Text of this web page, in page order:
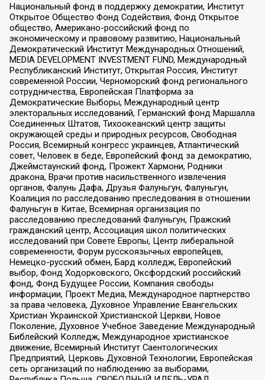
Национальный фонд в поддержку демократии, Институт
Открытое Общество Фонд Содействия, Фонд Открытое
общество, Американо-российский фонд по
экономическому и правовому развитию, Национальный
Демократический Институт Международных Отношений,
MEDIA DEVELOPMENT INVESTMENT FUND, Международный
Республиканский Институт, Открытая Россия, Институт
современной России, Черноморский фонд регионального
сотрудничества, Европейская Платформа за
Демократические Выборы, Международный центр
электоральных исследований, Германский фонд Маршалла
Соединенных Штатов, Тихоокеанский центр защиты
окружающей среды и природных ресурсов, Свободная
Россия, Всемирный конгресс украинцев, Атлантический
совет, Человек в беде, Европейский фонд за демократию,
Джеймстаунский фонд, Прожект Хармони, Родники
дракона, Врачи против насильственного извлечения
органов, Фалунь Дафа, Друзья Фалуньгун, Фалуньгун,
Коалиция по расследованию преследования в отношении
Фалуньгун в Китае, Всемирная организация по
расследованию преследований Фалуньгун, Пражский
гражданский центр, Ассоциация школ политических
исследований при Совете Европы, Центр либеральной
современности, Форум русскоязычных европейцев,
Немецко-русский обмен, Бард колледж, Европейский
выбор, Фонд Ходорковского, Оксфордский российский
фонд, Фонд Будущее России, Компания свободы
информации, Проект Медиа, Международное партнерство
за права человека, Духовное Управление Евангельских
Христиан Украинской Христианской Церкви, Новое
Поколение, Духовное Учебное Заведение Международный
Библейский Колледж, Международное христианское
движение, Всемирный Институт Саентологических
Предприятий, Церковь Духовной Технологии, Европейская
сеть организаций по наблюдению за выборами,